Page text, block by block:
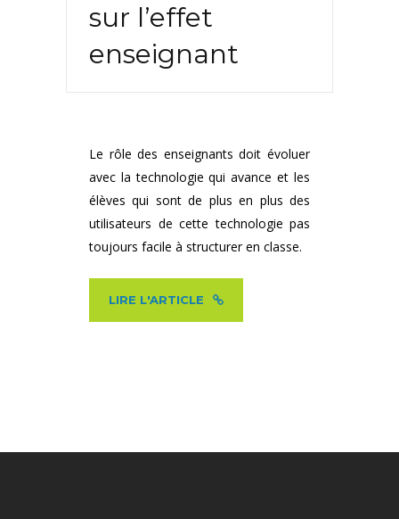
sur l’effet
enseignant
Le rôle des enseignants doit évoluer
avec la technologie qui avance et les
élèves qui sont de plus en plus des
utilisateurs de cette technologie pas
toujours facile à structurer en classe.
LIRE L'ARTICLE